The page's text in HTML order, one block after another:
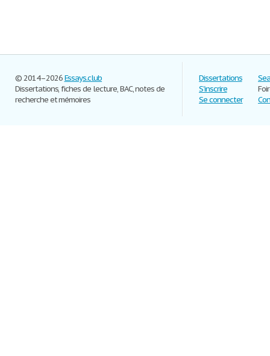
© 2014–2026Essays.club
Dissertations, fiches de lecture, BAC, notes de
recherche et mémoires
Dissertations
S'inscrire
Se connecter